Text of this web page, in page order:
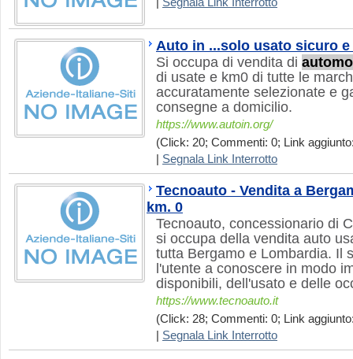
Auto in ...solo usato sicuro
Si occupa di vendita di
di usate e km0 di tutte le
accuratamente selezionate e
consegne a domicilio.
https://www.autoin.org/
(Click: 20; Commenti: 0; Link
Segnala Link Interrotto
Tecnoauto - Vendita a
km. 0
Tecnoauto, concessionario di
si occupa della vendita auto
tutta Bergamo e Lombardia. Il
l'utente a conoscere in modo
disponibili, dell'usato e delle
https://www.tecnoauto.it
(Click: 28; Commenti: 0; Link
Segnala Link Interrotto